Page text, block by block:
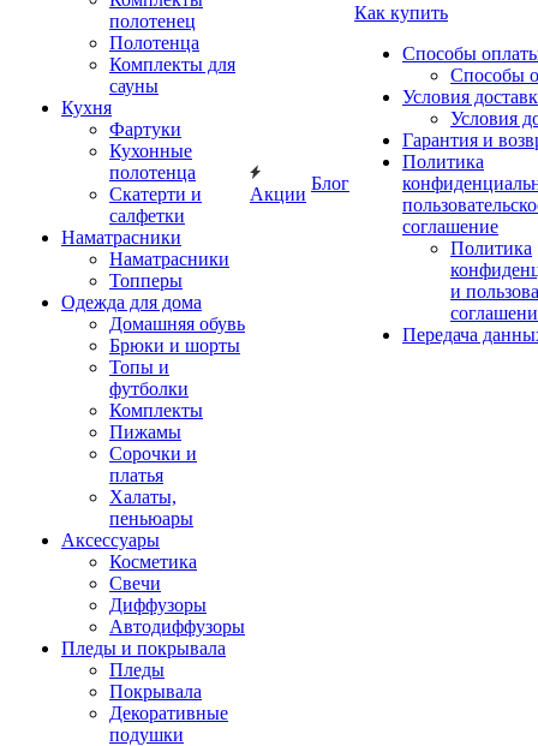
полотенец
Полотенца
Комплекты для
сауны
Кухня
Фартуки
Кухонные
полотенца
Скатерти и
салфетки
Наматрасники
Наматрасники
Топперы
Одежда для дома
Домашняя обувь
Брюки и шорты
Топы и
футболки
Комплекты
Пижамы
Сорочки и
платья
Халаты,
пеньюары
Аксессуары
Косметика
Свечи
Диффузоры
Автодиффузоры
Пледы и покрывала
Пледы
Покрывала
Декоративные
подушки
Акции
Блог
Как купить
Способы
Способы
Условия
Условия
Гарантия и
Политика
соглашение
Политика
и
Передача